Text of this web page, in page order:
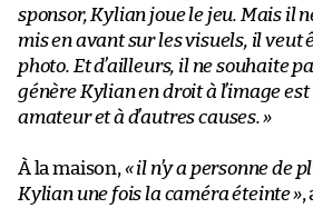
sponsor, Kylian joue le jeu. Mais il
mis en avant sur les visuels, il veut
photo. Et d’ailleurs, il ne souhaite
génère Kylian en droit à l’image
amateur et à d’autres causes.»
À la maison, « il n’y a personne de
Kylian une fois la caméra éteinte»,